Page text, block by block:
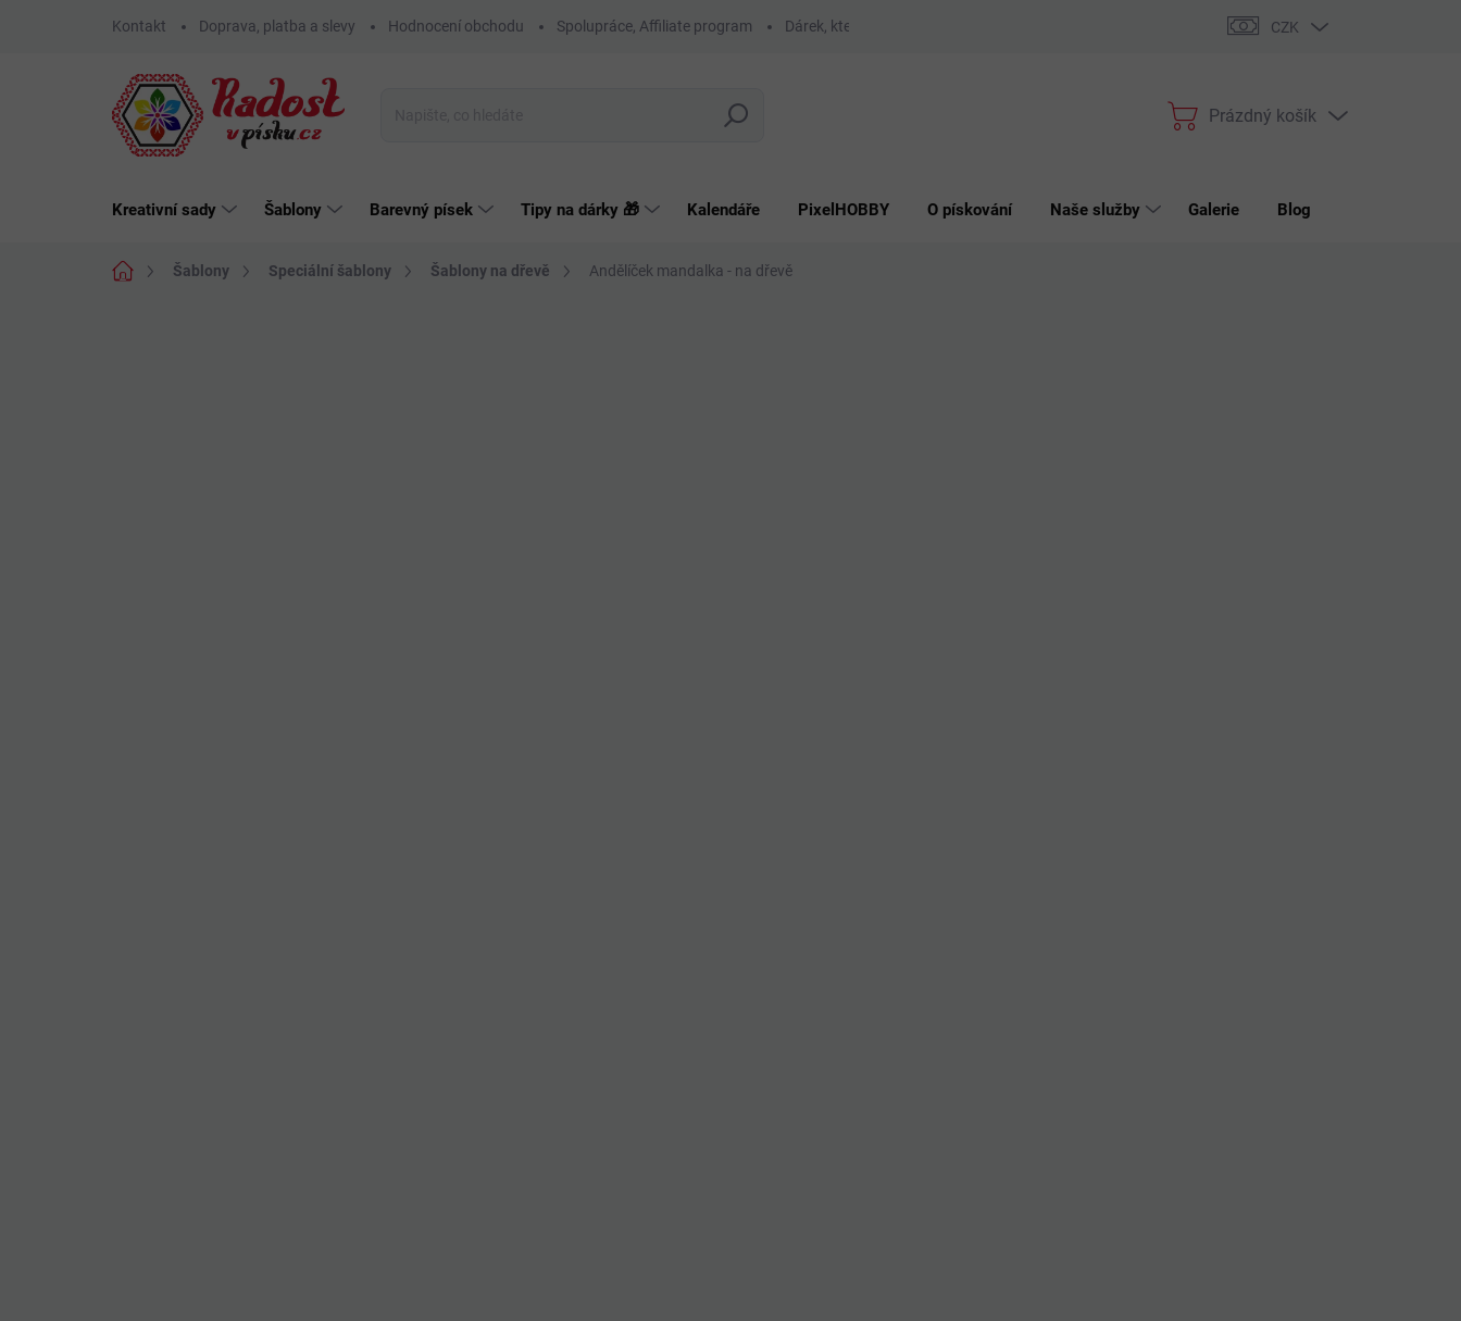
Kontakt Doprava, platba a slevy Hodnocení obchodu Spolupráce, Affiliate program Dárek, který má smysl Podmínky ochrany osobních údajů
CZK
Hledat
Nákupní
Prázdný košík
Kreativní sady Šablony Barevný písek Tipy na dárky 🎁 Kalendáře PixelHOBBY O pískování Naše služby Galerie Blog
Domů Šablony Speciální šablony Šablony na dřevě Andělíček mandalka - na dřevě